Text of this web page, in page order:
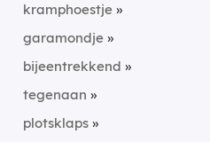
kramphoestje
garamondje
bijeentrekkend
tegenaan
plotsklaps